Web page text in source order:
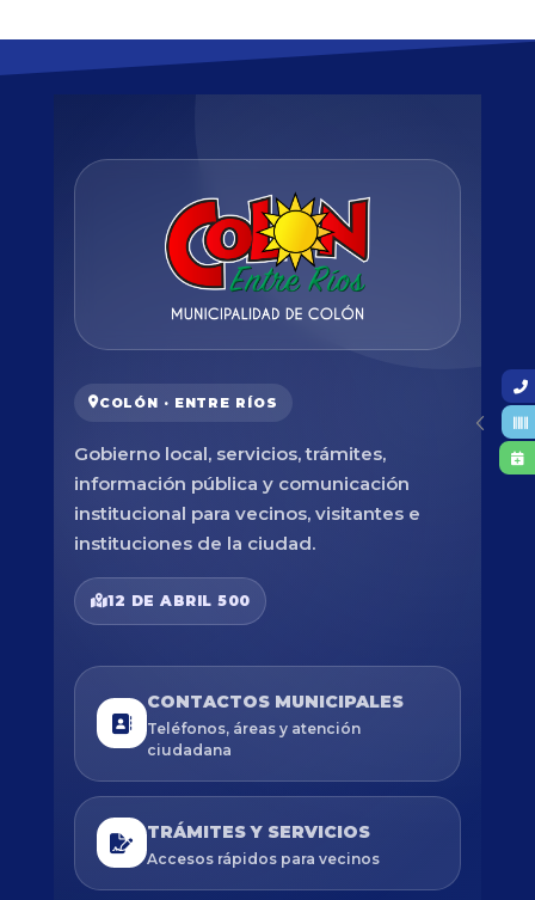
COLÓN · ENTRE RÍOS
Gobierno local, servicios, trámites,
información pública y comunicación
institucional para vecinos, visitantes e
instituciones de la ciudad.
12 DE ABRIL 500
CONTACTOS MUNICIPALES
Teléfonos, áreas y atención
ciudadana
TRÁMITES Y SERVICIOS
Accesos rápidos para vecinos